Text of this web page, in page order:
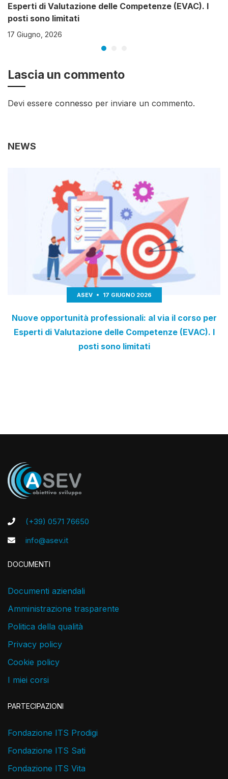
Esperti di Valutazione delle Competenze (EVAC). I
posti sono limitati
17 Giugno, 2026
Lascia un commento
Devi essere connesso per inviare un commento.
NEWS
ASEV 17 GIUGNO 2026
Nuove opportunità professionali: al via il corso per
Esperti di Valutazione delle Competenze (EVAC). I
posti sono limitati
(+39) 0571 76650
info@asev.it
DOCUMENTI
Documenti aziendali
Amministrazione trasparente
Politica della qualità
Privacy policy
Cookie policy
I miei corsi
PARTECIPAZIONI
Fondazione ITS Prodigi
Fondazione ITS Sati
Fondazione ITS Vita